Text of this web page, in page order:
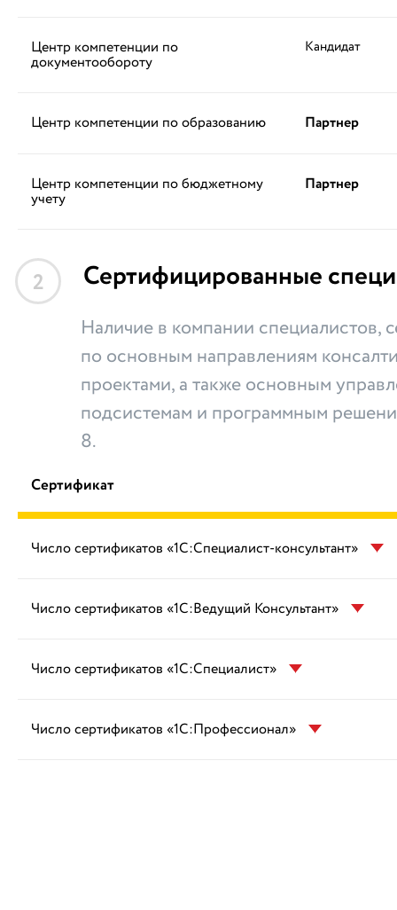
Центр компетенции по
документообороту
Кандидат
Центр компетенции по образованию Партнер
Центр компетенции по бюджетному
учету
Партнер
2 Сертифицированные
Наличие в компании специалистов,
по основным направлениям
проектами, а также основным
подсистемам и программным
8.
Сертификат
Число сертификатов «1С:Специалист-консультант»
Число сертификатов «1С:Ведущий Консультант»
Число сертификатов «1С:Специалист»
Число сертификатов «1С:Профессионал»